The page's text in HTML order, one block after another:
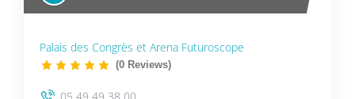
Palais des Congrès et Arena Futuroscope
(0 Reviews)